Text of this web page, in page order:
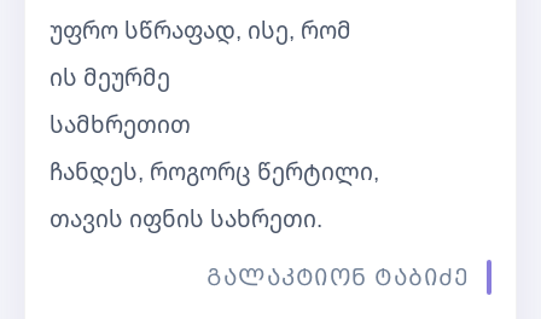
უფრო სწრაფად, ისე, რომ
ის მეურმე
სამხრეთით
ჩანდეს, როგორც წერტილი,
თავის იფნის სახრეთი.
გალაკტიონ ტაბიძე